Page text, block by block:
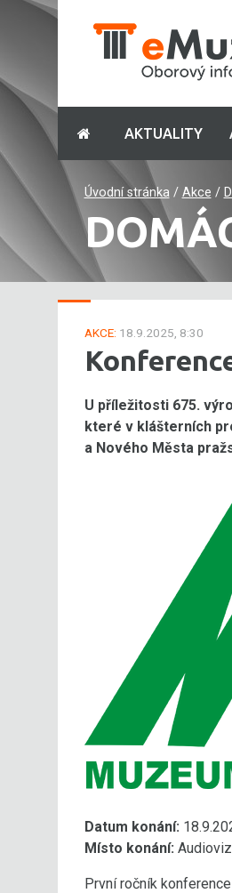
AKTUALITY
Úvodní stránka/ Akce /
AKCE: 18.9.2025, 8:30
U příležitosti 675.
které v klášterních
a Nového Města
Datum konání:
Místo konání:
První ročník